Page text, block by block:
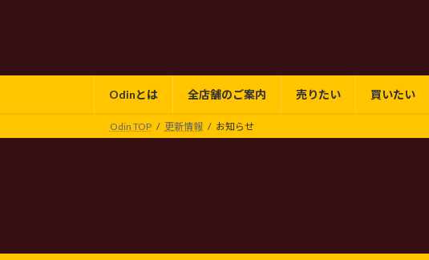
Odinとは 全店舗のご案内 売りたい 買いたい
Odin TOP 更新情報 お知らせ